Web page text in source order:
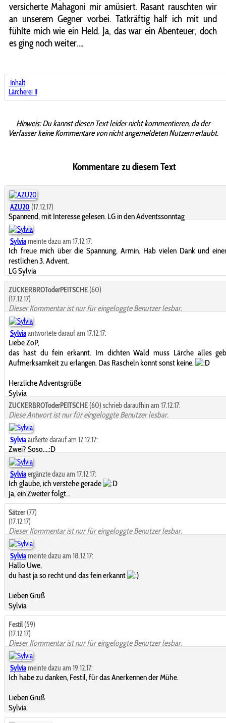
versicherte Mahagoni mir amüsiert. Rasant rauschten wir
an unserem Gegner vorbei. Tatkräftig half ich mit und
fühlte mich wie ein Held. Ja, das war ein Abenteuer, doch
es ging noch weiter….
Inhalt
Lärcherei II
Hinweis:Du kannst diesen Text leider nicht kommentieren, da der
Verfasser keine Kommentare von nicht angemeldeten Nutzern erlaubt.
Kommentare zu diesem Text
AZU20 (17.12.17)
Spannend, mit Interesse gelesen. LG in den Adventssonntag
Sylviameinte dazu am 17.12.17:
Ich freue mich über die Spannung, Armin. Hab vielen Dank und
restlichen 3. Advent.
LG Sylvia
ZUCKERBROToderPEITSCHE (60)
(17.12.17)
Dieser Kommentar ist nur für eingeloggte Benutzer lesbar.
Sylviaantwortete darauf am 17.12.17:
Liebe ZoP,
das hast du fein erkannt. Im dichten Wald muss Lärche alles
Aufmerksamkeit zu erlangen. Das Rascheln konnt sonst keine.
Herzliche Adventsgrüße
Sylvia
ZUCKERBROToderPEITSCHE (60) schrieb daraufhin am 17.12.17:
Diese Antwort ist nur für eingeloggte Benutzer lesbar.
Sylviaäußerte darauf am 17.12.17:
Zwei? Soso....:D
Sylviaergänzte dazu am 17.12.17:
Ich glaube, ich verstehe gerade
Ja, ein Zweiter folgt...
Sätzer(77)
(17.12.17)
Dieser Kommentar ist nur für eingeloggte Benutzer lesbar.
Sylviameinte dazu am 18.12.17:
Hallo Uwe,
du hast ja so recht und das fein erkannt
Lieben Gruß
Sylvia
Festil (59)
(17.12.17)
Dieser Kommentar ist nur für eingeloggte Benutzer lesbar.
Sylviameinte dazu am 19.12.17:
Ich habe zu danken, Festil, für das Anerkennen der Mühe.
Lieben Gruß
Sylvia